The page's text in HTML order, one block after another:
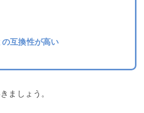
の互換性が高い
ましょう。